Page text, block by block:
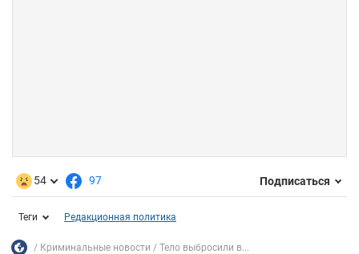
54 97 Подписаться
Теги Редакционная политика
Криминальные новости Тело выбросили в...